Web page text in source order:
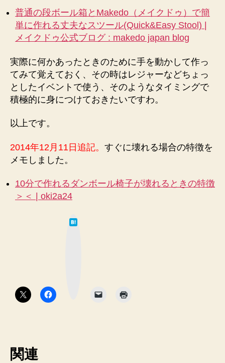
普通の段ボール箱とMakedo（メイクドゥ）で簡
単に作れる丈夫なスツール(Quick&Easy Stool) |
メイクドゥ公式ブログ : makedo japan blog
実際に何かあったときのために手を動かして作っ
てみて覚えておく、その時はレジャーなどちょっ
としたイベントで使う、そのようなタイミングで
積極的に身につけておきたいですわ。
以上です。
2014年12月11日追記。 すぐに壊れる場合の特徴を
メモしました。
10分で作れるダンボール椅子が壊れるときの特徴
＞＜ | oki2a24
関連